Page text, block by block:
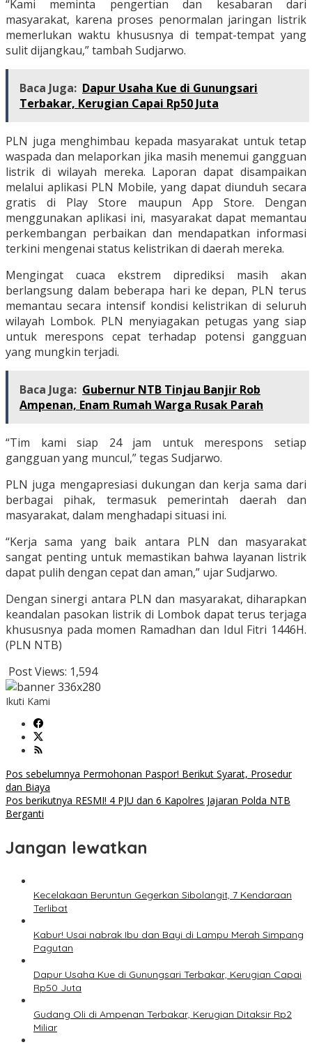
“Kami meminta pengertian dan kesabaran dari
masyarakat, karena proses penormalan jaringan listrik
memerlukan waktu khususnya di tempat-tempat yang
sulit dijangkau,” tambah Sudjarwo.
Baca Juga: Dapur Usaha Kue di Gunungsari
Terbakar, Kerugian Capai Rp50 Juta
PLN juga menghimbau kepada masyarakat untuk tetap
waspada dan melaporkan jika masih menemui gangguan
listrik di wilayah mereka. Laporan dapat disampaikan
melalui aplikasi PLN Mobile, yang dapat diunduh secara
gratis di Play Store maupun App Store. Dengan
menggunakan aplikasi ini, masyarakat dapat memantau
perkembangan perbaikan dan mendapatkan informasi
terkini mengenai status kelistrikan di daerah mereka.
Mengingat cuaca ekstrem diprediksi masih akan
berlangsung dalam beberapa hari ke depan, PLN terus
memantau secara intensif kondisi kelistrikan di seluruh
wilayah Lombok. PLN menyiagakan petugas yang siap
untuk merespons cepat terhadap potensi gangguan
yang mungkin terjadi.
Baca Juga: Gubernur NTB Tinjau Banjir Rob
Ampenan, Enam Rumah Warga Rusak Parah
“Tim kami siap 24 jam untuk merespons setiap
gangguan yang muncul,” tegas Sudjarwo.
PLN juga mengapresiasi dukungan dan kerja sama dari
berbagai pihak, termasuk pemerintah daerah dan
masyarakat, dalam menghadapi situasi ini.
“Kerja sama yang baik antara PLN dan masyarakat
sangat penting untuk memastikan bahwa layanan listrik
dapat pulih dengan cepat dan aman,” ujar Sudjarwo.
Dengan sinergi antara PLN dan masyarakat, diharapkan
keandalan pasokan listrik di Lombok dapat terus terjaga
khususnya pada momen Ramadhan dan Idul Fitri 1446H.
(PLN NTB)
Post Views: 1,594
Ikuti Kami
Navigasi
pos
Pos sebelumnya Permohonan Paspor! Berikut Syarat, Prosedur
dan Biaya
Pos berikutnya RESMI! 4 PJU dan 6 Kapolres Jajaran Polda NTB
Berganti
Jangan lewatkan
Kecelakaan Beruntun Gegerkan Sibolangit, 7 Kendaraan
Terlibat
Kabur! Usai nabrak Ibu dan Bayi di Lampu Merah Simpang
Pagutan
Dapur Usaha Kue di Gunungsari Terbakar, Kerugian Capai
Rp50 Juta
Gudang Oli di Ampenan Terbakar, Kerugian Ditaksir Rp2
Miliar